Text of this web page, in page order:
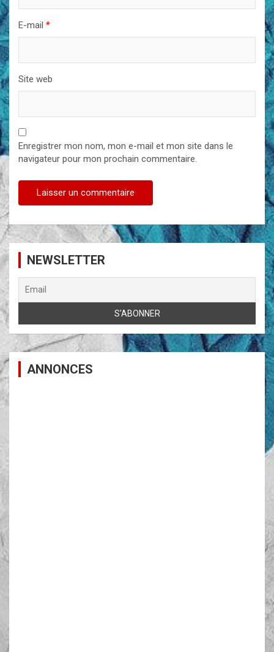
E-mail *
Site web
Enregistrer mon nom, mon e-mail et mon site dans le
navigateur pour mon prochain commentaire.
NEWSLETTER
ANNONCES